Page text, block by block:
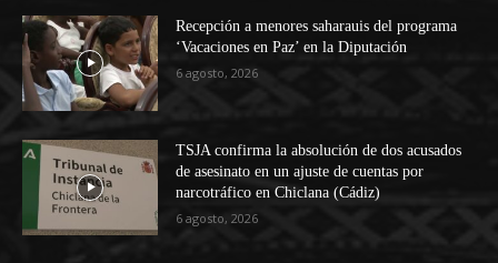
Recepción a menores saharauis del programa
‘Vacaciones en Paz’ en la Diputación
6 agosto, 2026
TSJA confirma la absolución de dos acusados
de asesinato en un ajuste de cuentas por
narcotráfico en Chiclana (Cádiz)
6 agosto, 2026